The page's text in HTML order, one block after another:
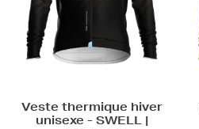
Veste thermique hiver
unisexe - SWELL |